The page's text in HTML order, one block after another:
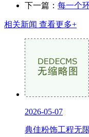
下一篇： 每一个
相关新闻 查看更多+
2026-05-07
典佳粉饰工程无